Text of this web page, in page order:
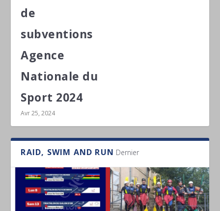
de
subventions
Agence
Nationale du
Sport 2024
Avr 25, 2024
RAID, SWIM AND RUN Dernier